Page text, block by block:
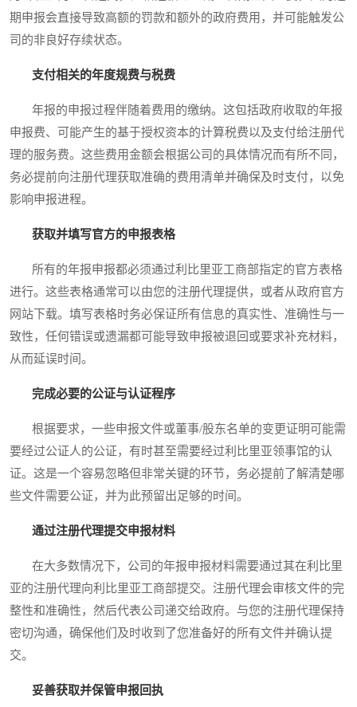
期申报会直接导致高额的罚款和额外的政府费用，并可能触发公
司的非良好存续状态。
支付相关的年度规费与税费
年报的申报过程伴随着费用的缴纳。这包括政府收取的年报
申报费、可能产生的基于授权资本的计算税费以及支付给注册代
理的服务费。这些费用金额会根据公司的具体情况而有所不同，
务必提前向注册代理获取准确的费用清单并确保及时支付，以免
影响申报进程。
获取并填写官方的申报表格
所有的年报申报都必须通过利比里亚工商部指定的官方表格
进行。这些表格通常可以由您的注册代理提供，或者从政府官方
网站下载。填写表格时务必保证所有信息的真实性、准确性与一
致性，任何错误或遗漏都可能导致申报被退回或要求补充材料，
从而延误时间。
完成必要的公证与认证程序
根据要求，一些申报文件或董事/股东名单的变更证明可能需
要经过公证人的公证，有时甚至需要经过利比里亚领事馆的认
证。这是一个容易忽略但非常关键的环节，务必提前了解清楚哪
些文件需要公证，并为此预留出足够的时间。
通过注册代理提交申报材料
在大多数情况下，公司的年报申报材料需要通过其在利比里
亚的注册代理向利比里亚工商部提交。注册代理会审核文件的完
整性和准确性，然后代表公司递交给政府。与您的注册代理保持
密切沟通，确保他们及时收到了您准备好的所有文件并确认提
交。
妥善获取并保管申报回执